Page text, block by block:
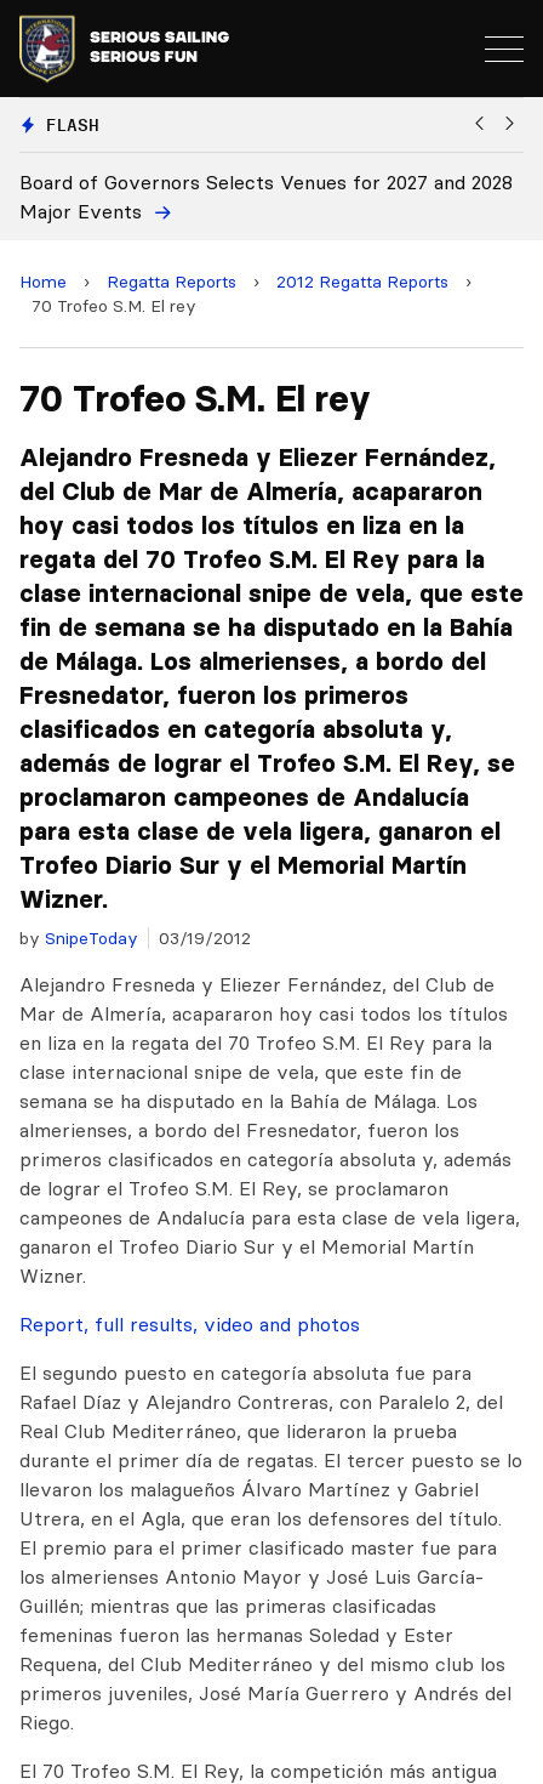
FLASH
Board Approves Rule Changes
Home › Regatta Reports › 2012 Regatta Reports
›
70 Trofeo S.M. El rey
70 Trofeo S.M. El rey
Alejandro Fresneda y Eliezer Fernández,
del Club de Mar de Almería, acapararon
hoy casi todos los títulos en liza en la
regata del 70 Trofeo S.M. El Rey para la
clase internacional snipe de vela, que este
fin de semana se ha disputado en la Bahía
de Málaga. Los almerienses, a bordo del
Fresnedator, fueron los primeros
clasificados en categoría absoluta y,
además de lograr el Trofeo S.M. El Rey, se
proclamaron campeones de Andalucía
para esta clase de vela ligera, ganaron el
Trofeo Diario Sur y el Memorial Martín
Wizner.
by SnipeToday 03/19/2012
Alejandro Fresneda y Eliezer Fernández, del Club de
Mar de Almería, acapararon hoy casi todos los títulos
en liza en la regata del 70 Trofeo S.M. El Rey para la
clase internacional snipe de vela, que este fin de
semana se ha disputado en la Bahía de Málaga. Los
almerienses, a bordo del Fresnedator, fueron los
primeros clasificados en categoría absoluta y, además
de lograr el Trofeo S.M. El Rey, se proclamaron
campeones de Andalucía para esta clase de vela ligera,
ganaron el Trofeo Diario Sur y el Memorial Martín
Wizner.
Report, full results, video and photos
El segundo puesto en categoría absoluta fue para
Rafael Díaz y Alejandro Contreras, con Paralelo 2, del
Real Club Mediterráneo, que lideraron la prueba
durante el primer día de regatas. El tercer puesto se lo
llevaron los malagueños Álvaro Martínez y Gabriel
Utrera, en el Agla, que eran los defensores del título.
El premio para el primer clasificado master fue para
los almerienses Antonio Mayor y José Luis García-
Guillén; mientras que las primeras clasificadas
femeninas fueron las hermanas Soledad y Ester
Requena, del Club Mediterráneo y del mismo club los
primeros juveniles, José María Guerrero y Andrés del
Riego.
El 70 Trofeo S.M. El Rey, la competición más antigua